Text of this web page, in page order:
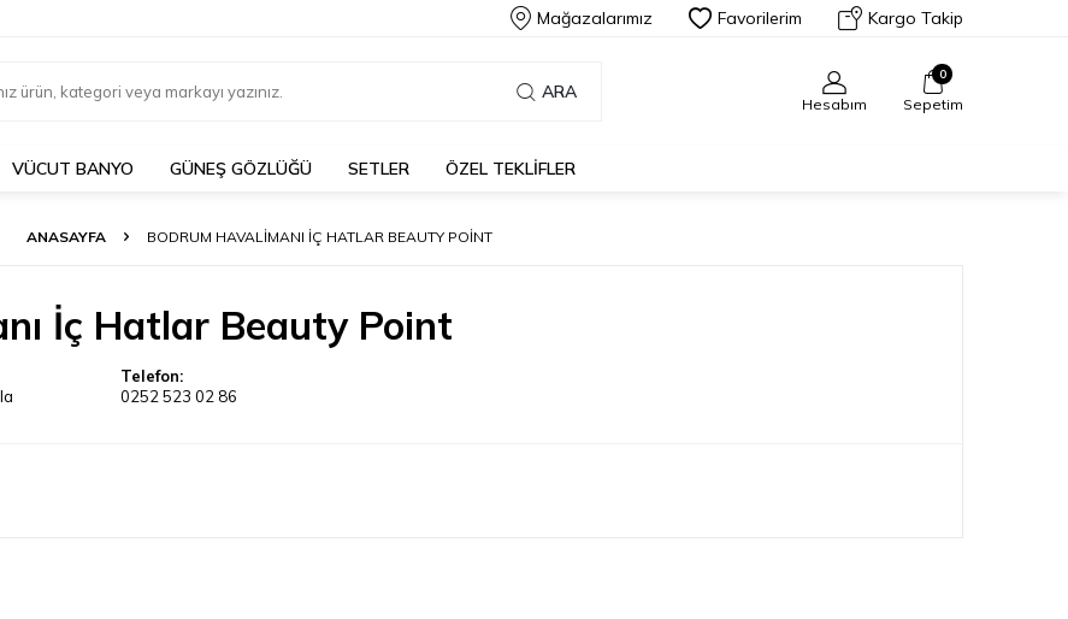
Mağazalarımız Favorilerim Kargo Takip
ARA
Hesabım
0
Sepetim
VÜCUT BANYO GÜNEŞ GÖZLÜĞÜ SETLER ÖZEL TEKLIFLER
ANASAYFA BODRUM HAVALIMANI İÇ HATLAR BEAUTY POINT
İç Hatlar Beauty Point
Telefon:
0252 523 02 86